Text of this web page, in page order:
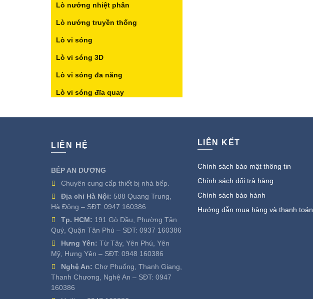
Lò nướng nhiệt phân
Lò nướng truyền thống
Lò vi sóng
Lò vi sóng 3D
Lò vi sóng đa năng
Lò vi sóng đĩa quay
Máy Giặt
Máy lọc nước
Máy rửa bát
Máy rửa bát độc lập
Máy sấy
Máy sấy bát
Máy sấy bát âm tủ
LIÊN HỆ
BẾP AN DƯƠNG
Chuyên cung cấp thiết bị nhà bếp.
Địa chỉ Hà Nội: 588 Quang Trung,
Hà Đông – SĐT: 0947 160386
Tp. HCM: 191 Gò Dầu, Phường Tân
Quý, Quận Tân Phú – SĐT: 0937 160386
Hưng Yên: Từ Tây, Yên Phú, Yên
Mỹ, Hưng Yên – SĐT: 0948 160386
Nghệ An: Chợ Phuống, Thanh Giang,
Thanh Chương, Nghệ An – SĐT: 0947
160386
LIÊN KẾT
Chính sách bảo mật thông tin
Chính sách đổi trả hàng
Chính sách bảo hành
Hướng dẫn mua hàng và thanh toán